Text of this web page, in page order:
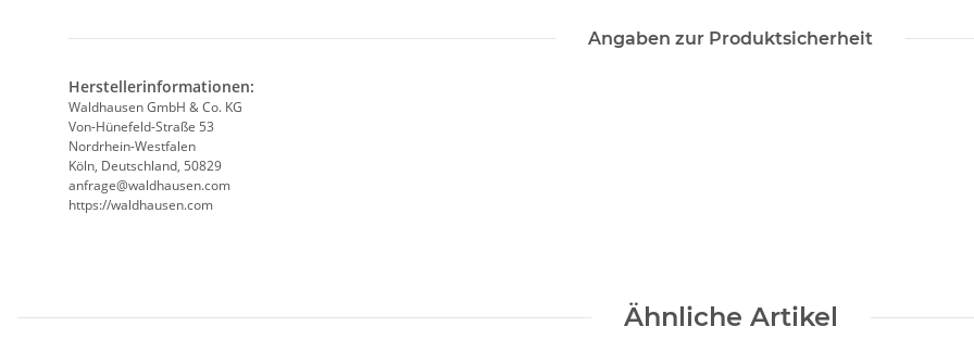
Angaben zur Produktsicherheit
Herstellerinformationen:
Waldhausen GmbH & Co. KG
Von-Hünefeld-Straße 53
Nordrhein-Westfalen
Köln, Deutschland, 50829
anfrage@waldhausen.com
https://waldhausen.com
Ähnliche Artikel